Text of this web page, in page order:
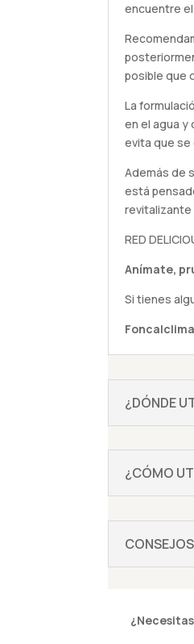
encuentre
posible que
La
en el agua
evita que se
Además de
está
revitalizante
RED
Anímate,
Si tienes
Foncalclima
¿DÓNDE
¿CÓMO
CONSEJOS